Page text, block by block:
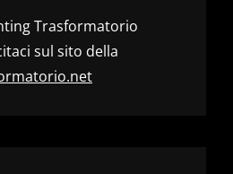
Trasformatorio
sul sito della